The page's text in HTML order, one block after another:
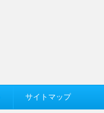
サイトマップ